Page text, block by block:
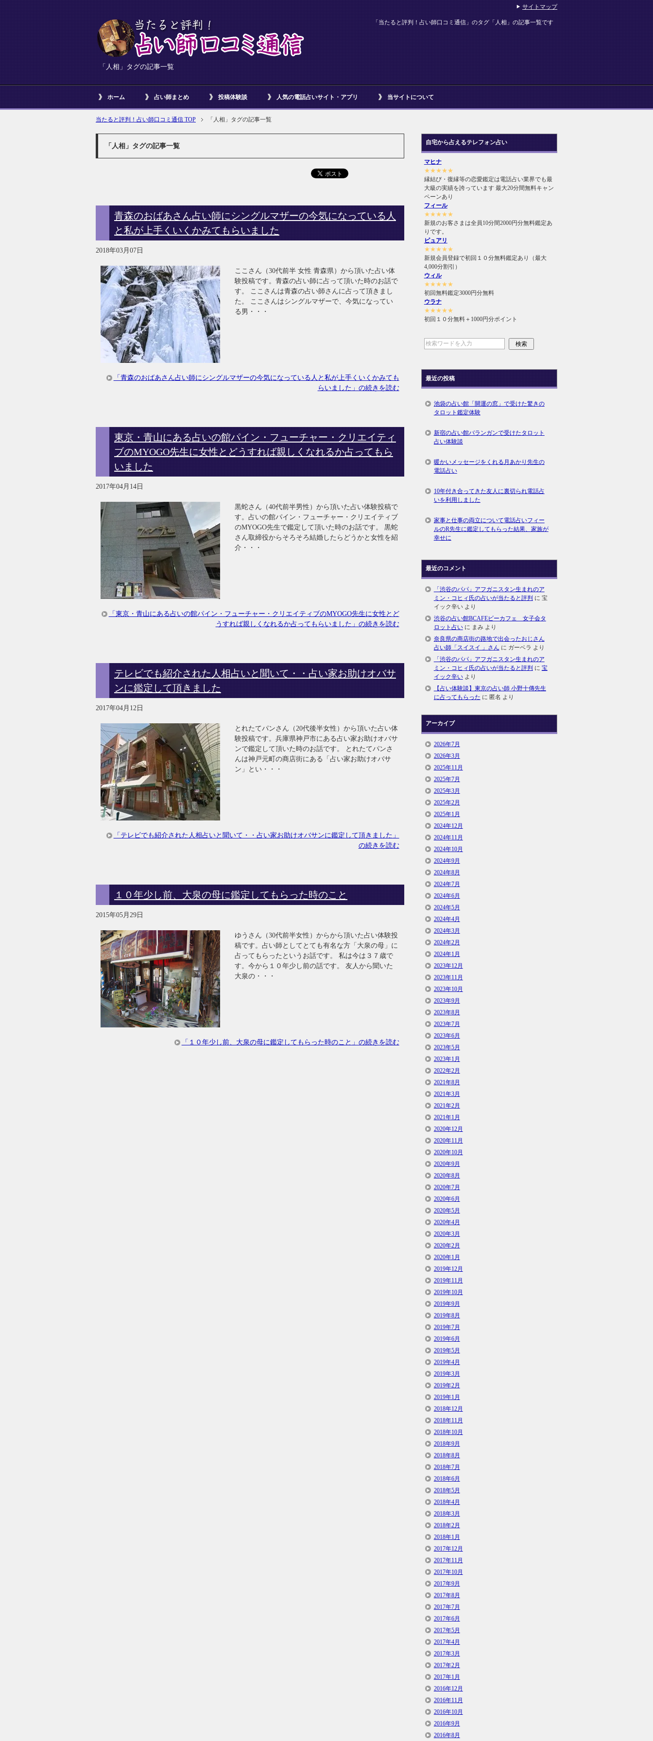
「人相」タグの記事一覧
「当たると評判！占い師口コミ通信」のタグ「人相」の記事一覧です
ホーム 占い師まとめ 投稿体験談 人気の電話占いサイト・アプリ 当サイトについて
当たると評判！占い師口コミ通信 TOP 「人相」タグの記事一覧
「人相」タグの記事一覧
青森のおばあさん占い師にシングルマザーの今気になっている人
と私が上手くいくかみてもらいました
2018年03月07日
ここさん（30代前半 女性 青森県）から頂いた占い体
験投稿です。青森の占い師に占って頂いた時のお話で
す。 ここさんは青森の占い師さんに占って頂きまし
た。 ここさんはシングルマザーで、今気になってい
る男・・・
「青森のおばあさん占い師にシングルマザーの今気になっている人と私が上手くいくかみても
らいました」の続きを読む
東京・青山にある占いの館パイン・フューチャー・クリエイティ
ブのMYOGO先生に女性とどうすれば親しくなれるか占ってもら
いました
2017年04月14日
黒蛇さん（40代前半男性）から頂いた占い体験投稿で
す。占いの館パイン・フューチャー・クリエイティブ
のMYOGO先生で鑑定して頂いた時のお話です。 黒蛇
さん取締役からそろそろ結婚したらどうかと女性を紹
介・・・
「東京・青山にある占いの館パイン・フューチャー・クリエイティブのMYOGO先生に女性とど
うすれば親しくなれるか占ってもらいました」の続きを読む
テレビでも紹介された人相占いと聞いて・・占い家お助けオバサ
ンに鑑定して頂きました
2017年04月12日
とれたてパンさん（20代後半女性）から頂いた占い体
験投稿です。兵庫県神戸市にある占い家お助けオバサ
ンで鑑定して頂いた時のお話です。 とれたてパンさ
んは神戸元町の商店街にある「占い家お助けオバサ
ン」とい・・・
「テレビでも紹介された人相占いと聞いて・・占い家お助けオバサンに鑑定して頂きました」
の続きを読む
１０年少し前、大泉の母に鑑定してもらった時のこと
2015年05月29日
ゆうさん（30代前半女性）からから頂いた占い体験投
稿です。占い師としてとても有名な方「大泉の母」に
占ってもらったというお話です。 私は今は３７歳で
す。今から１０年少し前の話です。 友人から聞いた
大泉の・・・
「１０年少し前、大泉の母に鑑定してもらった時のこと」の続きを読む
自宅から占えるテレフォン占い
マヒナ
★★★★★
縁結び・復縁等の恋愛鑑定は電話占い業界でも最
大級の実績を誇っています 最大20分間無料キャン
ペーンあり
フィール
★★★★★
新規のお客さまは全員10分間2000円分無料鑑定あ
りです。
ピュアリ
★★★★★
新規会員登録で初回１０分無料鑑定あり（最大
4,000分割引）
ウィル
★★★★★
初回無料鑑定3000円分無料
ウラナ
★★★★★
初回１０分無料＋1000円分ポイント
最近の投稿
池袋の占い館「開運の窓」で受けた驚きの
タロット鑑定体験
新宿の占い館バランガンで受けたタロット
占い体験談
暖かいメッセージをくれる月あかり先生の
電話占い
10年付き合ってきた友人に裏切られ電話占
いを利用しました
家事と仕事の両立について電話占いフィー
ルのR先生に鑑定してもらった結果、家族が
幸せに
最近のコメント
「渋谷のパパ」アフガニスタン生まれのア
ミン・コヒィ氏の占いが当たると評判 に 宝
イック辛いより
渋谷の占い館BCAFEビーカフェ 女子会タ
ロット占いに まみより
奈良県の商店街の路地で出会ったおじさん
占い師「スイスイ 」さん に ガーベラ より
「渋谷のパパ」アフガニスタン生まれのア
ミン・コヒィ氏の占いが当たると評判 に 宝
イック辛いより
【占い体験談】東京の占い師 小野十傳先生
に占ってもらった に 匿名 より
アーカイブ
2026年7月
2026年3月
2025年11月
2025年7月
2025年3月
2025年2月
2025年1月
2024年12月
2024年11月
2024年10月
2024年9月
2024年8月
2024年7月
2024年6月
2024年5月
2024年4月
2024年3月
2024年2月
2024年1月
2023年12月
2023年11月
2023年10月
2023年9月
2023年8月
2023年7月
2023年6月
2023年5月
2023年1月
2022年2月
2021年8月
2021年3月
2021年2月
2021年1月
2020年12月
2020年11月
2020年10月
2020年9月
2020年8月
2020年7月
2020年6月
2020年5月
2020年4月
2020年3月
2020年2月
2020年1月
2019年12月
2019年11月
2019年10月
2019年9月
2019年8月
2019年7月
2019年6月
2019年5月
2019年4月
2019年3月
2019年2月
2019年1月
2018年12月
2018年11月
2018年10月
2018年9月
2018年8月
2018年7月
2018年6月
2018年5月
2018年4月
2018年3月
2018年2月
2018年1月
2017年12月
2017年11月
2017年10月
2017年9月
2017年8月
2017年7月
2017年6月
2017年5月
2017年4月
2017年3月
2017年2月
2017年1月
2016年12月
2016年11月
2016年10月
2016年9月
2016年8月
サイトマップ